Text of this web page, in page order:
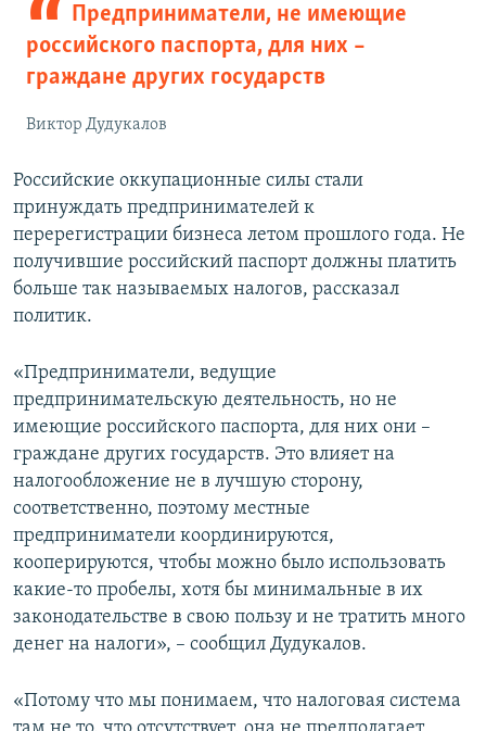
Предприниматели, не имеющие
российского паспорта, для них –
граждане других государств
Виктор Дудукалов
Российские оккупационные силы стали
принуждать предпринимателей к
перерегистрации бизнеса летом прошлого года. Не
получившие российский паспорт должны платить
больше так называемых налогов, рассказал
политик.
«Предприниматели, ведущие
предпринимательскую деятельность, но не
имеющие российского паспорта, для них они –
граждане других государств. Это влияет на
налогообложение не в лучшую сторону,
соответственно, поэтому местные
предприниматели координируются,
кооперируются, чтобы можно было использовать
какие-то пробелы, хотя бы минимальные в их
законодательстве в свою пользу и не тратить много
денег на налоги», – сообщил Дудукалов.
«Потому что мы понимаем, что налоговая система